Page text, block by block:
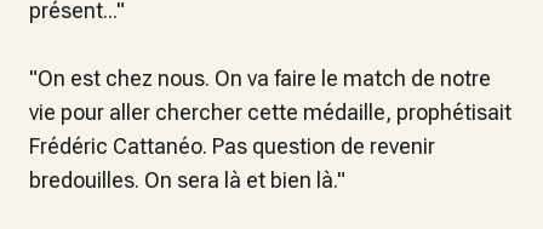
présent..."
"On est chez nous. On va faire le match de notre
vie pour aller chercher cette médaille, prophétisait
Frédéric Cattanéo. Pas question de revenir
bredouilles. On sera là et bien là."